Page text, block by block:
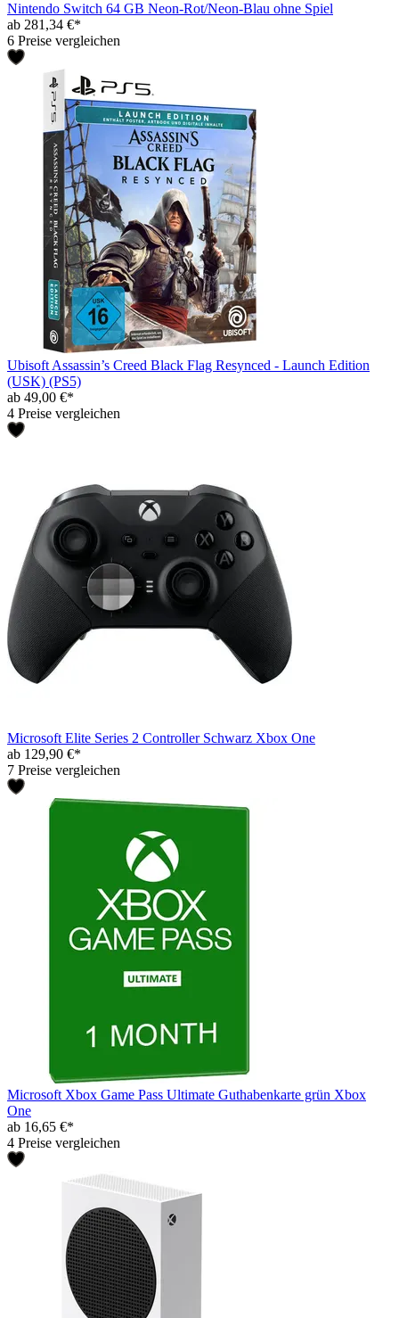
Nintendo Switch 64 GB Neon-Rot/Neon-Blau ohne Spiel
ab 281,34 €*
6 Preise vergleichen
Ubisoft Assassin’s Creed Black Flag Resynced - Launch Edition
(USK) (PS5)
ab 49,00 €*
4 Preise vergleichen
Microsoft Elite Series 2 Controller Schwarz Xbox One
ab 129,90 €*
7 Preise vergleichen
Microsoft Xbox Game Pass Ultimate Guthabenkarte grün Xbox
One
ab 16,65 €*
4 Preise vergleichen